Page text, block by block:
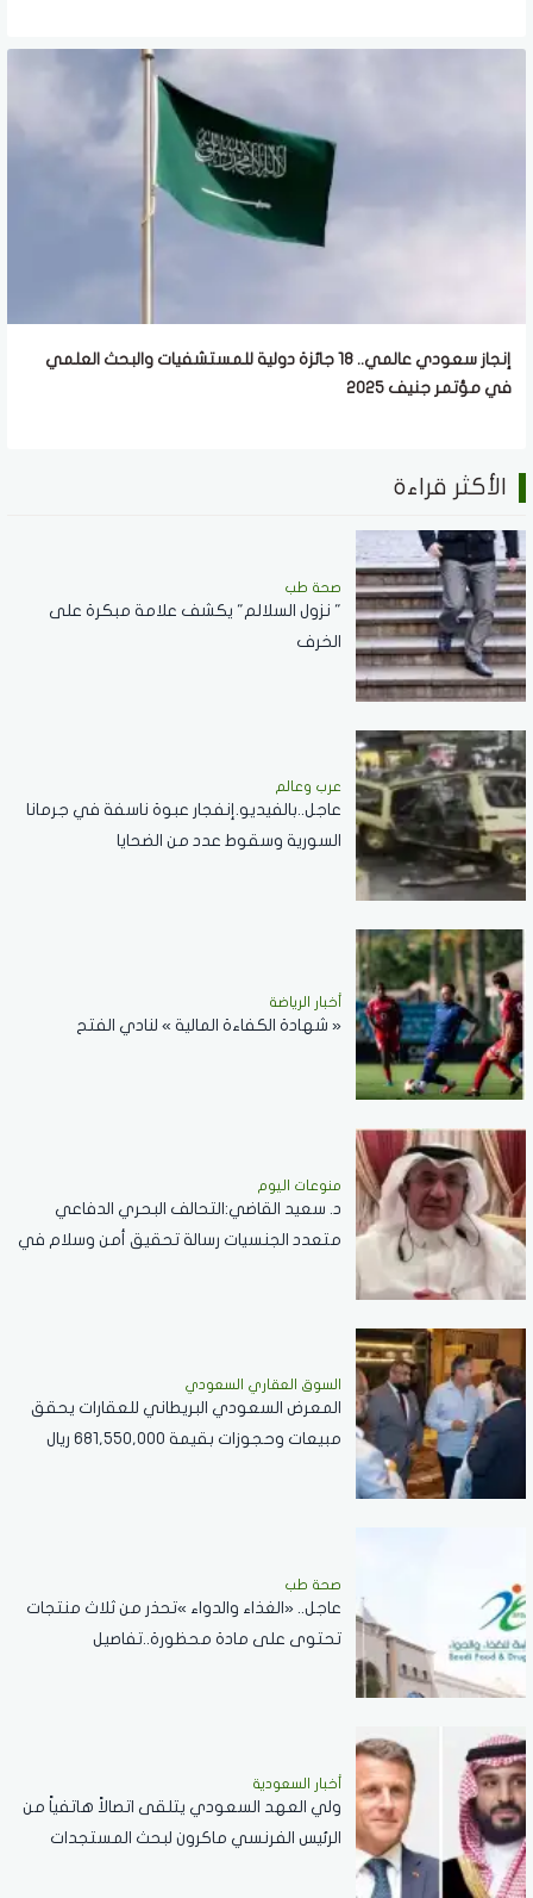
إنجاز سعودي عالمي.. 18 جائزة دولية للمستشفيات والبحث العلمي
في مؤتمر جنيف 2025
الأكثر قراءة
صحة طب
" نزول السلالم" يكشف علامة مبكرة على
الخرف
عرب وعالم
عاجل..بالفيديو.إنفجار عبوة ناسفة في جرمانا
السورية وسقوط عدد من الضحايا
أخبار الرياضة
« شهادة الكفاءة المالية » لنادي الفتح
منوعات اليوم
د. سعيد القاضي:التحالف البحري الدفاعي
متعدد الجنسيات رسالة تحقيق أمن وسلام في
السوق العقاري السعودي
المعرض السعودي البريطاني للعقارات يحقق
مبيعات وحجوزات بقيمة 681,550,000 ريال
صحة طب
عاجل.. «الغذاء والدواء »تحذر من ثلاث منتجات
تحتوى على مادة محظورة..تفاصيل
أخبار السعودية
ولي العهد السعودي يتلقى اتصالاً هاتفياً من
الرئيس الفرنسي ماكرون لبحث المستجدات